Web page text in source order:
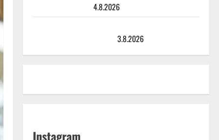
4.8.2026
3.8.2026
Instagram